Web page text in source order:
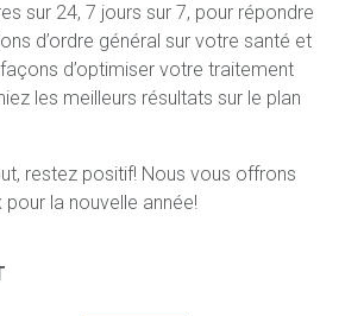
sur 24, 7 jours sur 7, pour répondre
d’ordre général sur votre santé et
d’optimiser votre traitement
les meilleurs résultats sur le plan
restez positif! Nous vous offrons
la nouvelle année!